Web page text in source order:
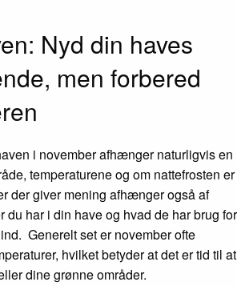
Nyd din haves
men forbered
i november afhænger naturligvis en
temperaturene og om nattefrosten er
der giver mening afhænger også af
har i din have og hvad de har brug for
Generelt set er november ofte
hvilket betyder at det er tid til at
dine grønne områder.